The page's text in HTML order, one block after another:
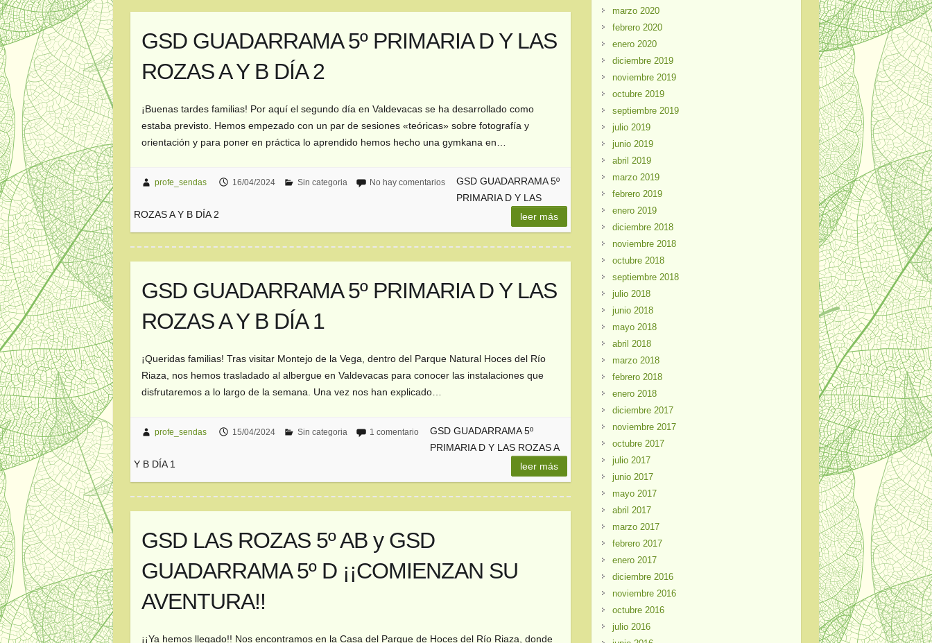
GSD GUADARRAMA 5º PRIMARIA D Y LAS
ROZAS A Y B DÍA 2
¡Buenas tardes familias! Por aquí el segundo día en Valdevacas se ha desarrollado como
estaba previsto. Hemos empezado con un par de sesiones «teóricas» sobre fotografía y
orientación y para poner en práctica lo aprendido hemos hecho una gymkana en…
profe_sendas 16/04/2024 Sin categoria No hay comentarios
GSD GUADARRAMA 5º
PRIMARIA D Y LAS
ROZAS A Y B DÍA 2
leer más
GSD GUADARRAMA 5º PRIMARIA D Y LAS
ROZAS A Y B DÍA 1
¡Queridas familias! Tras visitar Montejo de la Vega, dentro del Parque Natural Hoces del Río
Riaza, nos hemos trasladado al albergue en Valdevacas para conocer las instalaciones que
disfrutaremos a lo largo de la semana. Una vez nos han explicado…
profe_sendas 15/04/2024 Sin categoria 1 comentario
GSD GUADARRAMA 5º
PRIMARIA D Y LAS ROZAS A
Y B DÍA 1
leer más
GSD LAS ROZAS 5º AB y GSD
GUADARRAMA 5º D ¡¡COMIENZAN SU
AVENTURA!!
¡¡Ya hemos llegado!! Nos encontramos en la Casa del Parque de Hoces del Río Riaza, donde
marzo 2020
febrero 2020
enero 2020
diciembre 2019
noviembre 2019
octubre 2019
septiembre 2019
julio 2019
junio 2019
abril 2019
marzo 2019
febrero 2019
enero 2019
diciembre 2018
noviembre 2018
octubre 2018
septiembre 2018
julio 2018
junio 2018
mayo 2018
abril 2018
marzo 2018
febrero 2018
enero 2018
diciembre 2017
noviembre 2017
octubre 2017
julio 2017
junio 2017
mayo 2017
abril 2017
marzo 2017
febrero 2017
enero 2017
diciembre 2016
noviembre 2016
octubre 2016
julio 2016